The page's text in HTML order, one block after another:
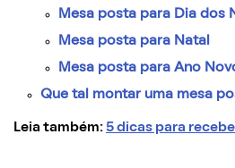
Mesa posta para Dia dos
Mesa posta para Natal
Mesa posta para Ano
Que tal montar uma mesa
Leia também: 5 dicas para